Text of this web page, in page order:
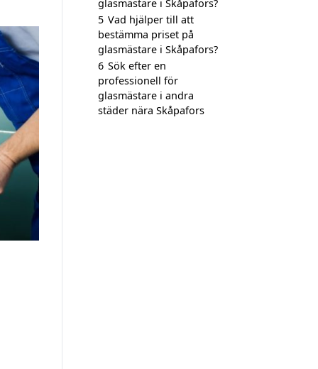
glasmästare i Skåpafors?
5 Vad hjälper till att
bestämma priset på
glasmästare i Skåpafors?
6 Sök efter en
professionell för
glasmästare i andra
städer nära Skåpafors